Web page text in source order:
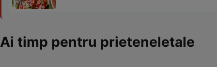
Ai timp pentru prieteneletale